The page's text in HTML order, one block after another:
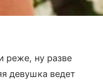
реже, ну разве
девушка ведет